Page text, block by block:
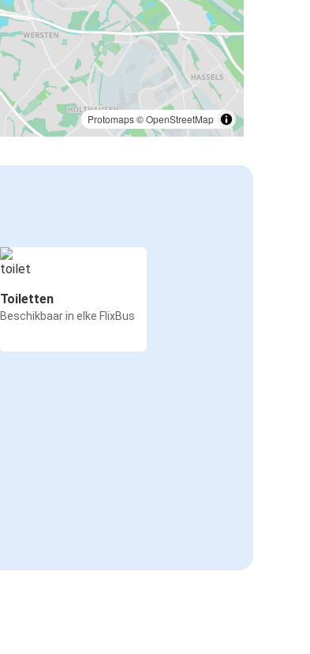
Protomaps©OpenStreetMap
Toiletten
Beschikbaar in elke FlixBus